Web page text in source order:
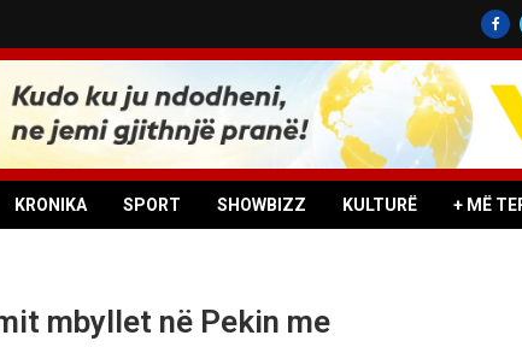
KRONIKA SPORT SHOWBIZZ KULTURË + MË
mbyllet në Pekin me